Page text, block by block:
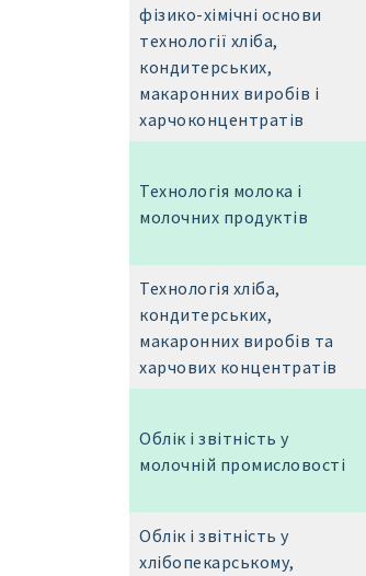
фізико-хімічні основи
технології хліба,
кондитерських,
макаронних виробів і
харчоконцентратів
Технологія молока і
молочних продуктів
Технологія хліба,
кондитерських,
макаронних виробів та
харчових концентратів
Облік і звітність у
молочній промисловості
Облік і звітність у
хлібопекарському,